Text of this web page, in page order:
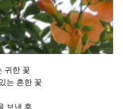
귀한 꽃
는 흔한 꽃
보낸 후